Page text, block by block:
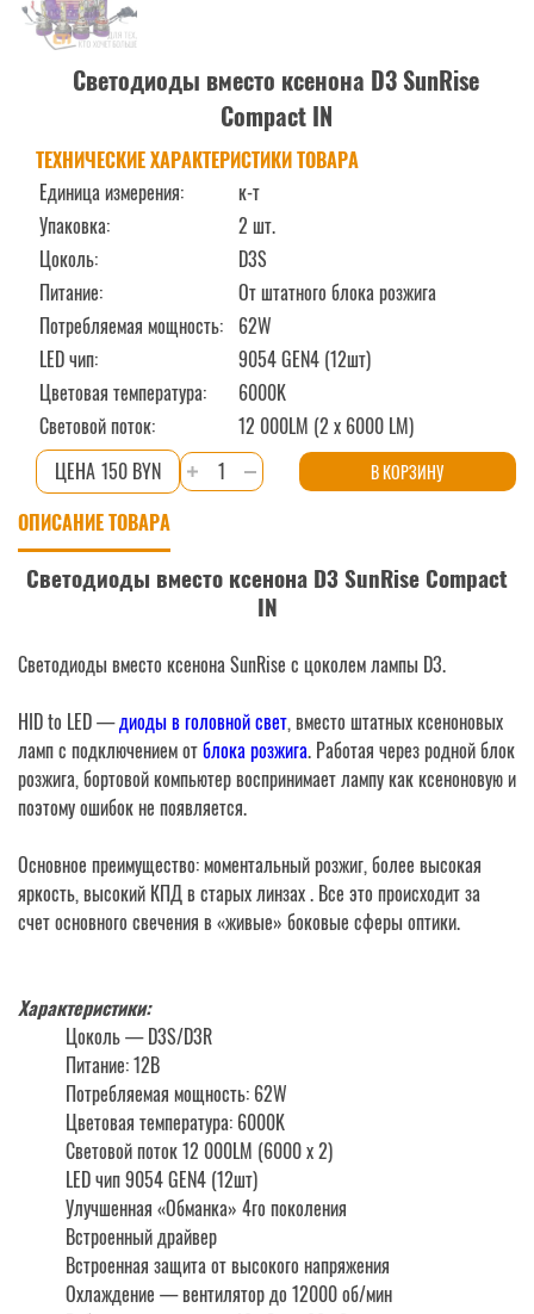
Светодиоды вместо ксенона D3 SunRise
Compact IN
ТЕХНИЧЕСКИЕ ХАРАКТЕРИСТИКИ ТОВАРА
Единица измерения:
к-т
Упаковка:
2 шт.
Цоколь:
D3S
Питание:
От штатного блока розжига
Потребляемая мощность: 62W
LED чип:
9054 GEN4 (12шт)
Цветовая температура:
6000K
Световой поток:
12 000LM (2 x 6000 LM)
150 BYN
Количество
товара
ксенона
Compact
В КОРЗИНУ
ОПИСАНИЕ ТОВАРА
Светодиоды вместо ксенона D3 SunRise Compact
IN
Светодиоды вместо ксенона SunRise c цоколем лампы D3.
HID to LED —диоды в головной свет, вместо штатных ксеноновых
ламп с подключением отблока розжига. Работая через родной блок
розжига, бортовой компьютер воспринимает лампу как ксеноновую и
поэтому ошибок не появляется.
Основное преимущество: моментальный розжиг, более высокая
яркость, высокий КПД в старых линзах . Все это происходит за
счет основного свечения в «живые» боковые сферы оптики.
Характеристики:
Цоколь — D3S/D3R
Питание: 12В
Потребляемая мощность: 62W
Цветовая температура: 6000K
Световой поток 12 000LM (6000 х 2)
LED чип 9054 GEN4 (12шт)
Улучшенная «Обманка» 4го поколения
Встроенный драйвер
Встроенная защита от высокого напряжения
Охлаждение — вентилятор до 12000 об/мин